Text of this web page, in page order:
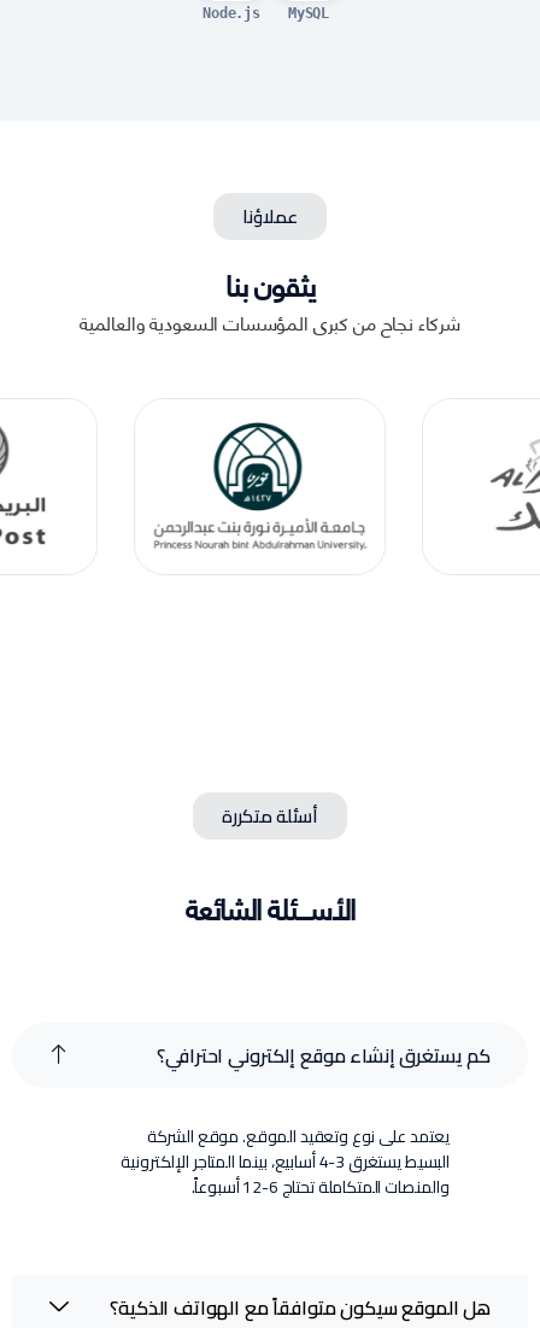
MySQL
Node.js
عملاؤنا
يثقون بنا
شركاء نجاح من كبرى المؤسسات السعودية والعالمية
أسئلة متكررة
الأســـئلة الشائعة
كم يستغرق إنشاء موقع إلكتروني احترافي؟
يعتمد على نوع وتعقيد الموقع. موقع الشركة
البسيط يستغرق 3-4 أسابيع، بينما المتاجر الإلكترونية
والمنصات المتكاملة تحتاج 6-12 أسبوعاً.
هل الموقع سيكون متوافقاً مع الهواتف الذكية؟